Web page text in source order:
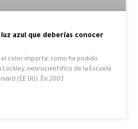
azul que deberías conocer
el color importa, como ha podido
Lockley, neurocientífico de la Escuela
(EE UU). En 2003